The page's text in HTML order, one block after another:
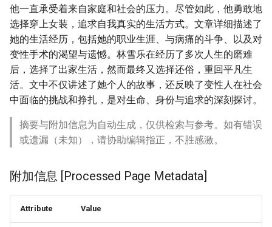
他一直承受着来自家庭和社会的压力。尽管如此，他勇敢地
选择穿上女装，追求自我真实的生活方式。文章详细描述了
她的生活经历，包括她的职业生涯、与病痛的斗争、以及对
变性手术的渴望与遗憾。林雪乐在经历了多次人生的磨难
后，选择了出家生活，然而最终又选择还俗，重回平凡生
活。文中不仅讲述了她个人的故事，还反映了变性人在社会
中面临的挑战和挣扎，是对生命、身份与追求的深刻探讨。
摘要与附加信息为自动生成，仅供检索与参考。如有错误
或遗漏（未知），请协助编辑指正，不胜感激。
附加信息 [Processed Page Metadata]
Attribute Value